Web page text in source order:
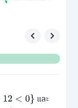
และ